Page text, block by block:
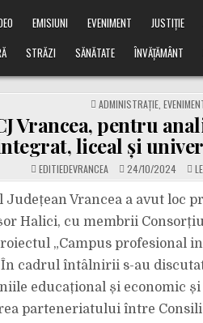
EMISIUNI EVENIMENT JUSTIȚIE
STRĂZI SĂNĂTATE ÎNVĂȚĂMÂNT
POSTED
IN
ADMINISTRAȚIE,
Vrancea, pentru
liceal și
EDITIEDEVRANCEA 24/10/2024
Județean Vrancea a avut loc
Halici, cu membrii
„Campus profesional
În cadrul întâlnirii s-au
educațional și economic
parteneriatului între